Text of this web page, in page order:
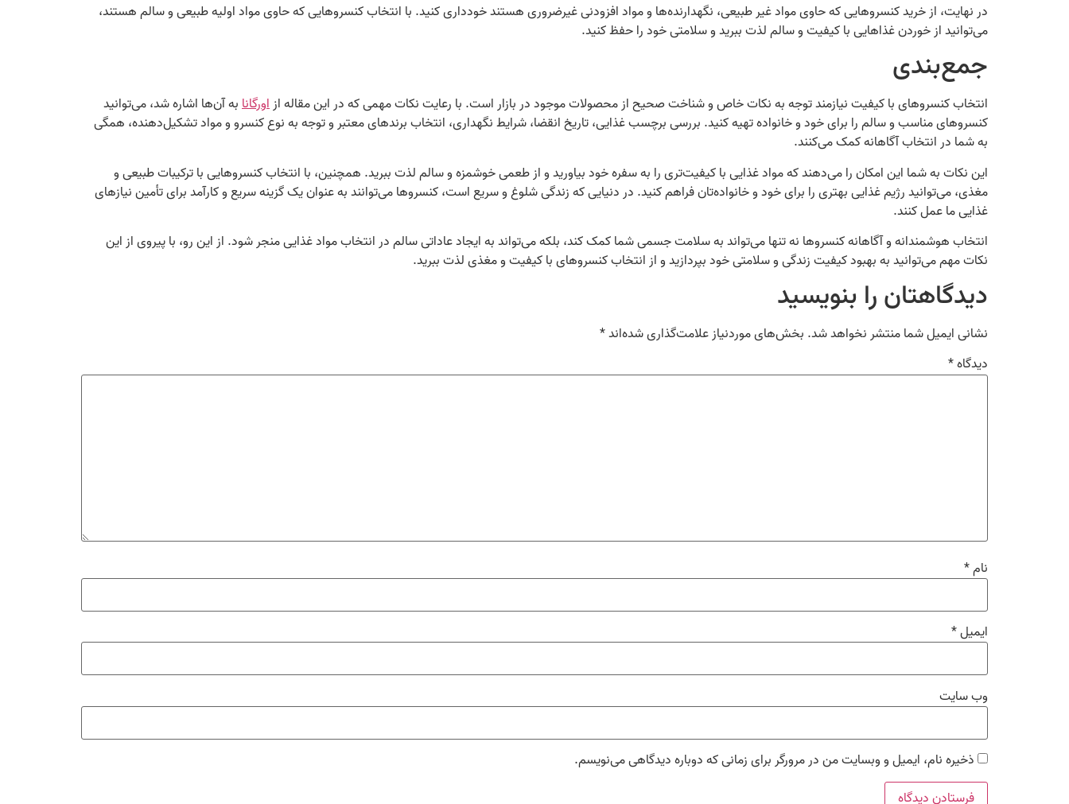
در نهایت، از خرید کنسروهایی که حاوی مواد غیر طبیعی، نگهدارنده‌ها و مواد افزودنی غیرضروری هستند خودداری کنید. با انتخاب کنسروهایی که حاوی مواد اولیه طبیعی و سالم هستند،
می‌توانید از خوردن غذاهایی با کیفیت و سالم لذت ببرید و سلامتی خود را حفظ کنید.
جمع‌بندی
انتخاب کنسروهای با کیفیت نیازمند توجه به نکات خاص و شناخت صحیح از محصولات موجود در بازار است. با رعایت نکات مهمی که در این مقاله ازاورگانابه آن‌ها اشاره شد، می‌توانید
کنسروهای مناسب و سالم را برای خود و خانواده تهیه کنید. بررسی برچسب غذایی، تاریخ انقضا، شرایط نگهداری، انتخاب برندهای معتبر و توجه به نوع کنسرو و مواد تشکیل‌دهنده، همگی
به شما در انتخاب آگاهانه کمک می‌کنند.
این نکات به شما این امکان را می‌دهند که مواد غذایی با کیفیت‌تری را به سفره خود بیاورید و از طعمی خوشمزه و سالم لذت ببرید. همچنین، با انتخاب کنسروهایی با ترکیبات طبیعی و
مغذی، می‌توانید رژیم غذایی بهتری را برای خود و خانواده‌تان فراهم کنید. در دنیایی که زندگی شلوغ و سریع است، کنسروها می‌توانند به عنوان یک گزینه سریع و کارآمد برای تأمین نیازهای
غذایی ما عمل کنند.
انتخاب هوشمندانه و آگاهانه کنسروها نه تنها می‌تواند به سلامت جسمی شما کمک کند، بلکه می‌تواند به ایجاد عاداتی سالم در انتخاب مواد غذایی منجر شود. از این رو، با پیروی از این
نکات مهم می‌توانید به بهبود کیفیت زندگی و سلامتی خود بپردازید و از انتخاب کنسروهای با کیفیت و مغذی لذت ببرید.
دیدگاهتان را بنویسید
نشانی ایمیل شما منتشر نخواهد شد. بخش‌های موردنیاز علامت‌گذاری شده‌اند*
دیدگاه*
نام*
ایمیل*
وب‌ سایت
ذخیره نام، ایمیل و وبسایت من در مرورگر برای زمانی که دوباره دیدگاهی می‌نویسم.